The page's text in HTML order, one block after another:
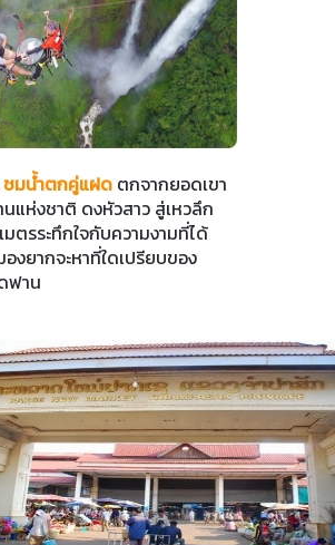
ชมน้ำตกคู่แฝด ตกจากยอดเขา
แห่งชาติ ดงหัวสาว สู่เหวลึก
มตรระทึกใจกับความงามที่ได้
งยากจะหาที่ใดเปรียบของ
ฟาน